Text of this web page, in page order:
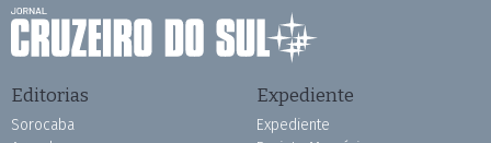
Editorias
Sorocaba
Expediente
Expediente